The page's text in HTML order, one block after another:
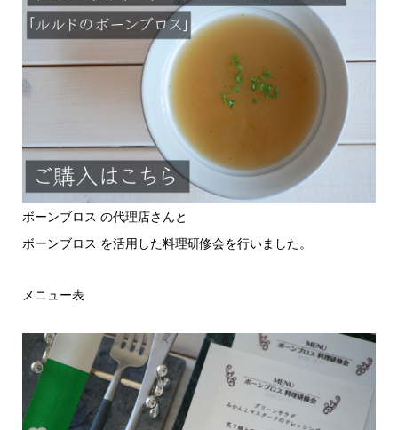
ボーンブロス の代理店さんと
ボーンブロス を活用した料理研修会を行いました。
メニュー表